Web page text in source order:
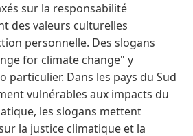
sur la responsabilité
des valeurs culturelles
personnelle. Des slogans
for climate change" y
particulier. Dans les pays du Sud
vulnérables aux impacts du
les slogans mettent
la justice climatique et la